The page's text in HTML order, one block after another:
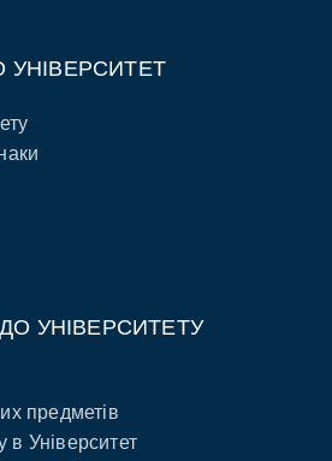
УНІВЕРСИТЕТ
УНІВЕРСИТЕТУ
предметів
Університет